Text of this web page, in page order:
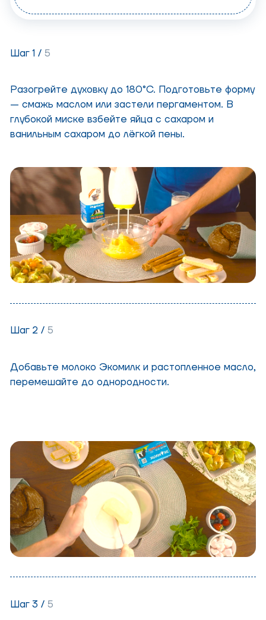
Шаг 1 / 5
Разогрейте духовку до 180°C. Подготовьте форму
— смажь маслом или застели пергаментом. В
глубокой миске взбейте яйца с сахаром и
ванильным сахаром до лёгкой пены.
Шаг 2 / 5
Добавьте молоко Экомилк и растопленное масло,
перемешайте до однородности.
Шаг 3 / 5